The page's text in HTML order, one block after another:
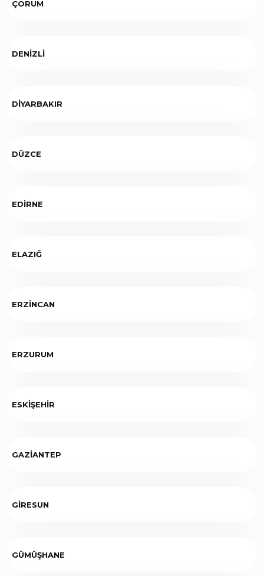
ÇORUM
DENİZLİ
DİYARBAKIR
DÜZCE
EDİRNE
ELAZIĞ
ERZİNCAN
ERZURUM
ESKİŞEHİR
GAZİANTEP
GİRESUN
GÜMÜŞHANE